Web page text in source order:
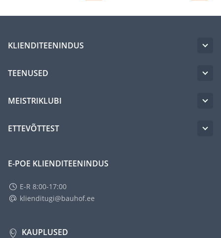
KLIENDITEENINDUS
TEENUSED
MEISTRIKLUBI
ETTEVÕTTEST
E-POE KLIENDITEENINDUS
E-R 8:00-17:00
klienditugi@bauhof.ee
KAUPLUSED